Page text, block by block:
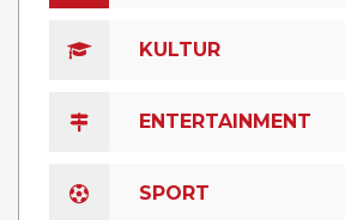
KULTUR
ENTERTAINMENT
SPORT